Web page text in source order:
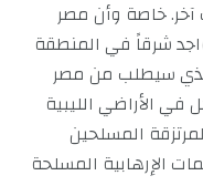
آخر. خاصة وأن مصر
شرقاً في المنطقة
سيطلب من مصر
الأراضي الليبية
المسلحين
الإرهابية المسلحة